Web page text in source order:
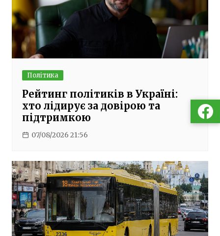
Політика
Рейтинг політиків в Україні:
хто лідирує за довірою та
підтримкою
07/08/2026 21:56